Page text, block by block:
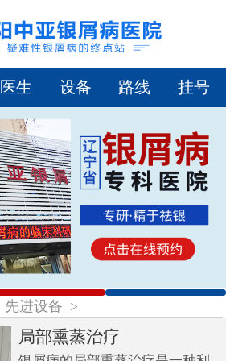
医生 设备 路线 挂号
2 3
先进设备 >
局部熏蒸治疗